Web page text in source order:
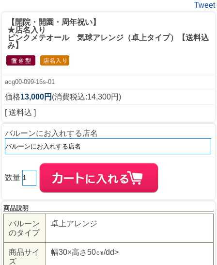
Tweet
【開院・開園・周年祝い】
★店名入り
ピンクメテオール 気球アレンジ（卓上タイプ）【送料込
み】
acg00-099-16s-01
価格13,000円 (消費税込:14,300円)
[ 送料込 ]
バルーンにお入れする店名
数量
商品説明
バルーン
のタイプ
卓上アレンジ
商品サイ
ズ
幅30×高さ50㎝/dd>